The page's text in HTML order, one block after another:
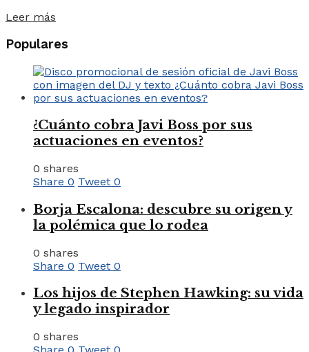
Leer más
Populares
¿Cuánto cobra Javi Boss por sus
actuaciones en eventos?
0 shares
Share 0 Tweet 0
Borja Escalona: descubre su origen y
la polémica que lo rodea
0 shares
Share 0 Tweet 0
Los hijos de Stephen Hawking: su vida
y legado inspirador
0 shares